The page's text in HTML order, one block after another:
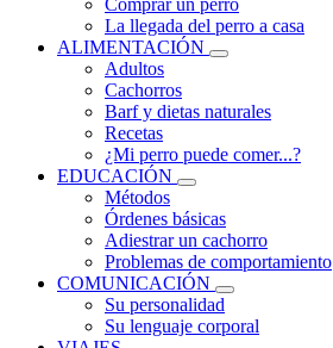
Comprar un perro
La llegada del perro a casa
ALIMENTACIÓN
Adultos
Cachorros
Barf y dietas naturales
Recetas
¿Mi perro puede comer...?
EDUCACIÓN
Métodos
Órdenes básicas
Adiestrar un cachorro
Problemas de comportamiento
COMUNICACIÓN
Su personalidad
Su lenguaje corporal